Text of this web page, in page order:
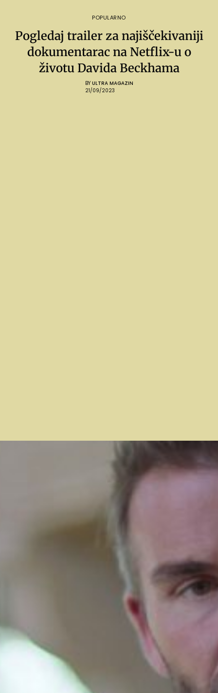
POPULARNO
Pogledaj trailer za najiščekivaniji
dokumentarac na Netflix-u o
životu Davida Beckhama
BY ULTRA MAGAZIN
21/09/2023